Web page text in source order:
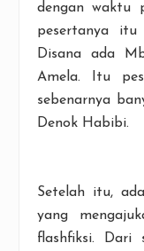
dengan waktu
pesertanya itu
Disana ada
Amela. Itu
sebenarnya
Denok Habibi.
Setelah itu,
yang
flashfiksi. Dari